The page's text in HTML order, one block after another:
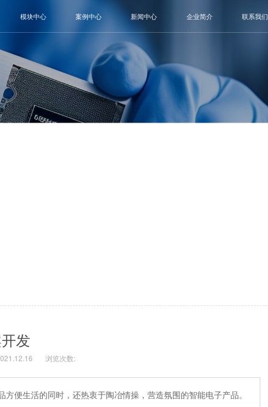
模块中心 案例中心 新闻中心 企业简介 联系我们
发
浏览次数:
便生活的同时，还热衷于陶冶情操，营造氛围的智能电子产品。